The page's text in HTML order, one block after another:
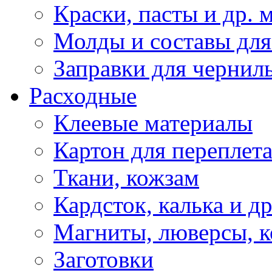
Краски, пасты и др.
Молды и составы
Заправки для
Расходные
Клеевые материалы
Картон для переплета
Ткани, кожзам
Кардсток, калька и
Магниты, люверсы,
Заготовки